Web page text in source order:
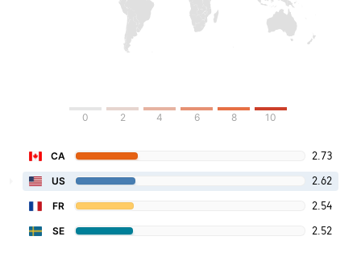
0 2 4 6 8 10
CA 2.73
US 2.62
FR 2.54
SE 2.52